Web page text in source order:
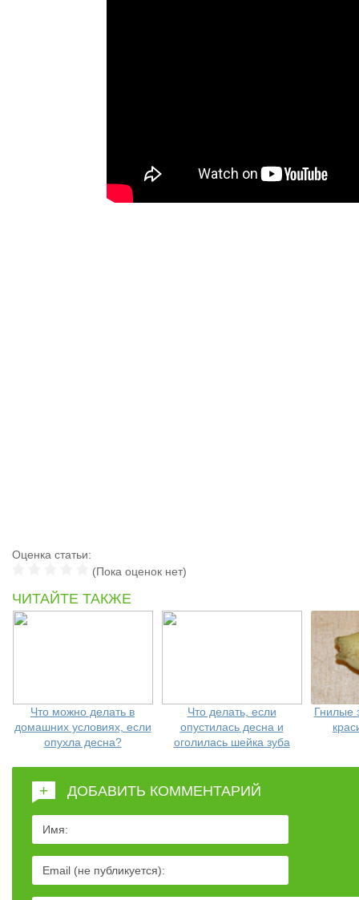
Оценка статьи:
(Пока оценок нет)
ЧИТАЙТЕ ТАКЖЕ
Что можно делать в
домашних условиях, если
опухла десна?
Что делать, если
опустилась десна и
оголилась шейка зуба
Гнилые
+ ДОБАВИТЬ КОММЕНТАРИЙ